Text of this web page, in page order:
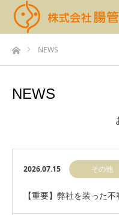
ホームNEWS
NEWS
2026.07.15 その他
【重要】弊社を装った